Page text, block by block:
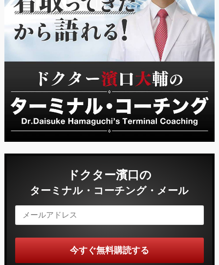
ドクター濱口の
ターミナル・コーチング・メール